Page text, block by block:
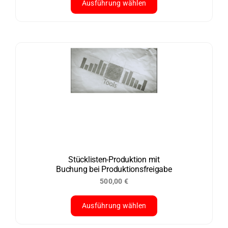
Ausführung wählen
weist
mehrere
Varianten
auf.
der
Produktseite
werden
Stücklisten-Produktion mit
Buchung bei Produktionsfreigabe
500,00 €
Ausführung wählen